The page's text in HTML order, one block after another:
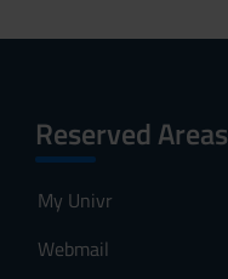
Reserved Areas
My Univr
Webmail